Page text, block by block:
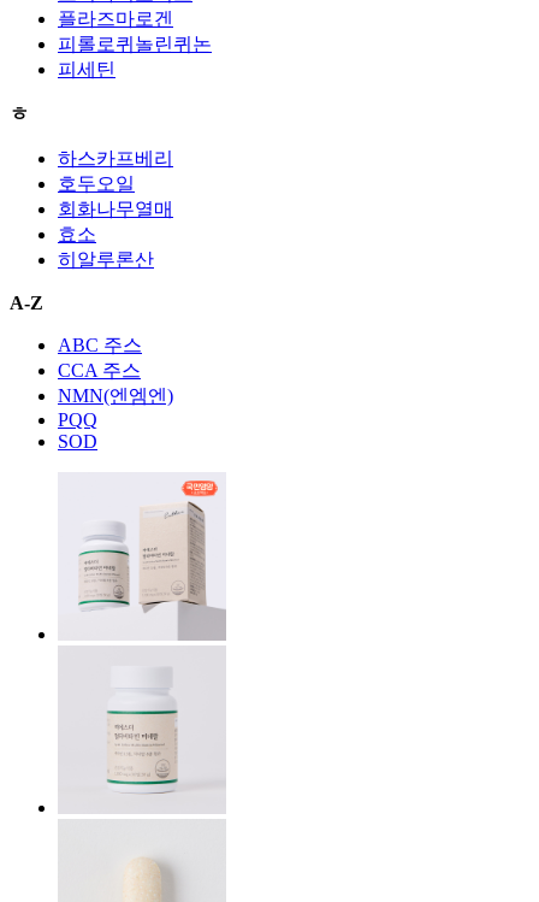
플라즈마로겐
피롤로퀴놀린퀴논
피세틴
ㅎ
하스카프베리
호두오일
회화나무열매
효소
히알루론산
A-Z
ABC 주스
CCA 주스
NMN(엔엠엔)
PQQ
SOD